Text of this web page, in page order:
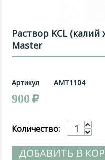
Раствор KCL
Master
Артикул АМТ1104
900
Количество:
ДОБАВИТЬ В